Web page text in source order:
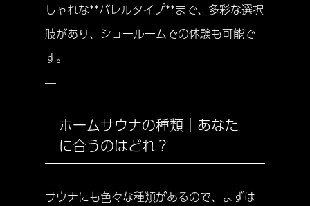
しゃれな**バレルタイプ**まで、多彩な選択
肢があり、ショールームでの体験も可能で
す。
—
ホームサウナの種類｜あなた
に合うのはどれ？
サウナにも色々な種類があるので、まずは